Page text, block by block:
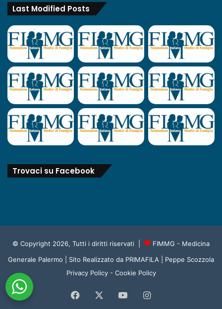
Last Modified Posts
Trovaci su Facebook
© Copyright 2026, Tutti i diritti riservati |
FIMMG - Medicina
Generale Palermo | Sito Realizzato da PRIMAFILA | Peppe Scozzola
Privacy Policy- Cookie Policy
Facebook Instagram